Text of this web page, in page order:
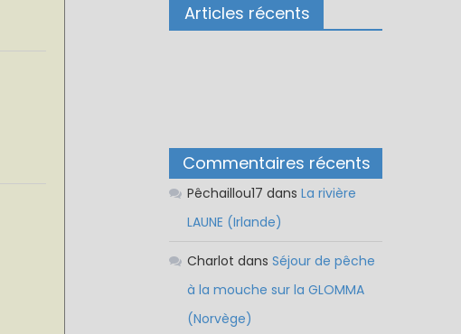
Articles récents
Commentaires récents
Pêchaillou17 dansLa rivière
LAUNE (Irlande)
Charlot dansSéjour de pêche
à la mouche sur la GLOMMA
(Norvège)